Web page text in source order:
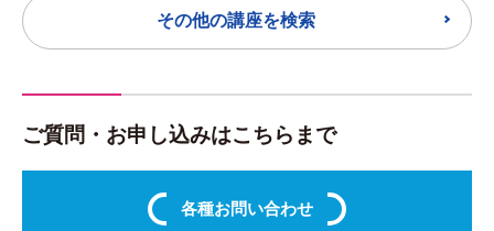
その他の講座を検索
ご質問・お申し込みはこちらまで
各種お問い合わせ